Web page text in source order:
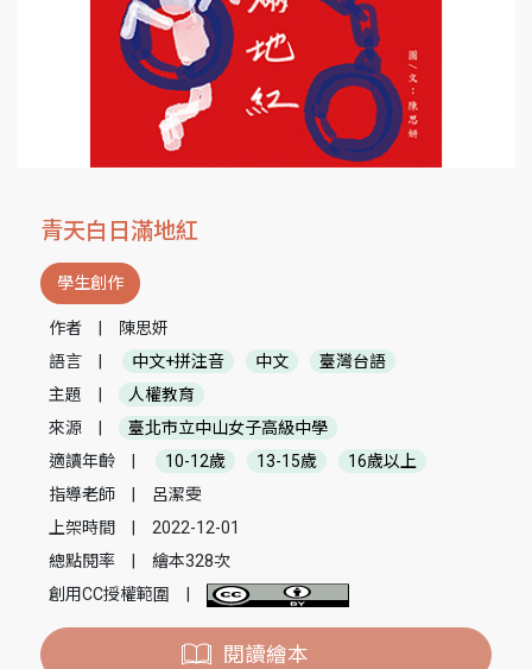
青天白日滿地紅
學生創作
作者
陳思妍
語言
中文+拼注音 中文
臺灣台語
主題
人權教育
來源
臺北市立中山女子高級中學
適讀年齡
10-12歲 13-15歲
16歲以上
指導老師
呂潔雯
上架時間
2022-12-01
總點閱率
繪本328次
創用CC授權範圍
閱讀繪本